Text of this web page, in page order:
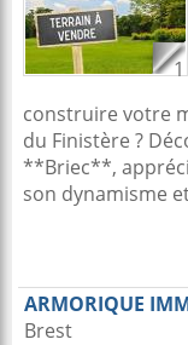
1
construire votre
du Finistère ?
**Briec**,
son dynamisme
ARMORIQUE
Brest